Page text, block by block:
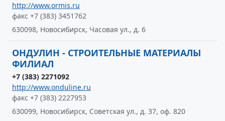
http://www.ormis.ru
факс +7 (383) 3451762
630098, Новосибирск, Часовая ул., д. 6
ОНДУЛИН - СТРОИТЕЛЬНЫЕ МАТЕРИАЛЫ
ФИЛИАЛ
+7 (383) 2271092
http://www.onduline.ru
факс +7 (383) 2227953
630099, Новосибирск, Советская ул., д. 37, оф. 820